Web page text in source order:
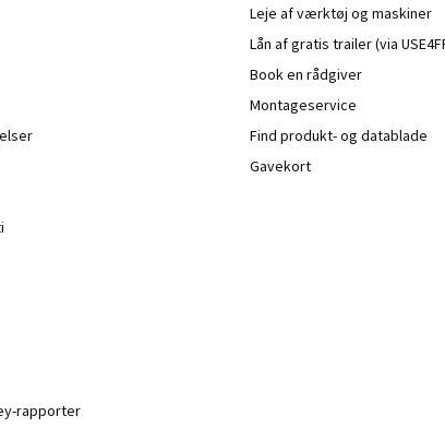
rapporter
Leje af værktøj og maskiner
Lån af gratis trailer (via
Book en rådgiver
Montageservice
Find produkt- og datablade
Gavekort